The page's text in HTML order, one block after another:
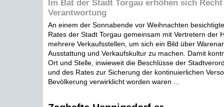
Im Bat der Stadt Torgau erhöhen sich
Verantwortung
An einem der Sonnabende vor Weihnachten
Rates der Stadt Torgau gemeinsam mit Vertretern der
mehrere Verkaufsstellen, um sich ein Bild über
Ausstattung und Verkaufskultur zu machen. Damit
Ort und Stelle, inwieweit die Beschlüsse der
und des Rates zur Sicherung der kontinuierlichen
Bevölkerung verwirklicht worden waren ...